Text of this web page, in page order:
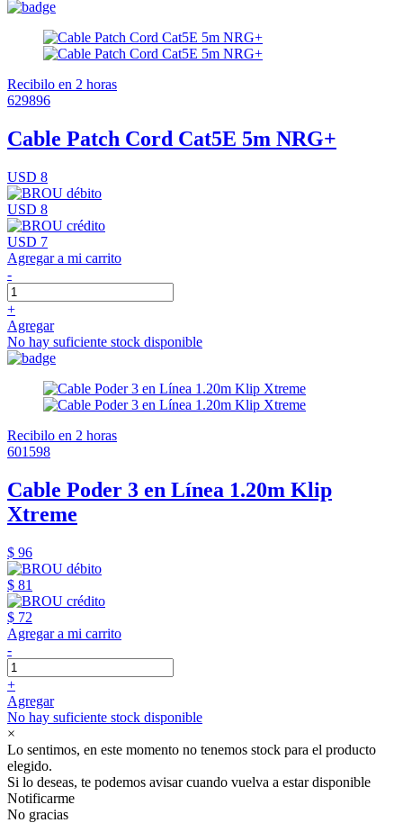
Recibilo en 2 horas
629896
Cable Patch Cord Cat5E 5m NRG+
USD 8
USD 8
USD 7
Agregar a mi carrito
-
+
Agregar
No hay suficiente stock disponible
Recibilo en 2 horas
601598
Cable Poder 3 en Línea 1.20m Klip
Xtreme
$ 96
$ 81
$ 72
Agregar a mi carrito
-
+
Agregar
No hay suficiente stock disponible
×
Lo sentimos, en este momento no tenemos stock para el producto
elegido.
Si lo deseas, te podemos avisar cuando vuelva a estar disponible
Notificarme
No gracias